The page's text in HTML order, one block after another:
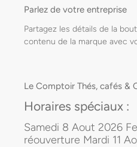
Parlez de votre entreprise
Partagez les détails de la
contenu de la marque avec
Le Comptoir Thés, cafés &
Horaires spéciaux :
Samedi 8 Aout 2026
réouverture Mardi 11